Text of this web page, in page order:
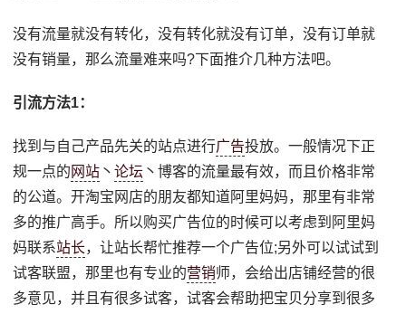
没有流量就没有转化，没有转化就没有订单，没有订单就
没有销量，那么流量难来吗?下面推介几种方法吧。
引流方法1：
找到与自己产品先关的站点进行广告投放。一般情况下正
规一点的 网站 丶论坛 丶博客的流量最有效，而且价格非常
的公道。开淘宝网店的朋友都知道阿里妈妈，那里有非常
多的推广高手。所以购买广告位的时候可以考虑到阿里妈
妈联系站长，让站长帮忙推荐一个广告位;另外可以试试到
试客联盟，那里也有专业的营销师，会给出店铺经营的很
多意见，并且有很多试客，试客会帮助把宝贝分享到很多